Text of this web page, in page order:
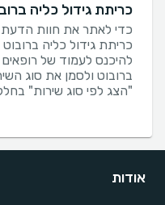
כריתת גידול כליה
כדי לאתר את חוות הדעת
כריתת גידול כליה
להיכנס לעמוד של
ברובוט ולסמן את סוג
"הצג לפי סוג שירות"
אודות